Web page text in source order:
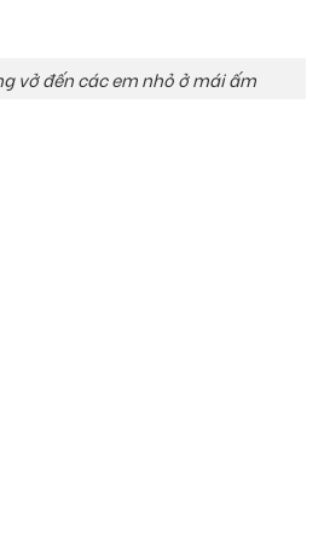
vở đến các em nhỏ ở mái ấm